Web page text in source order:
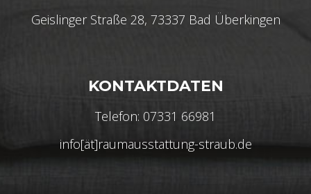
Geislinger Straße 28, 73337 Bad Überkingen
KONTAKTDATEN
Telefon: 07331 66981
info[ät]raumausstattung-straub.de